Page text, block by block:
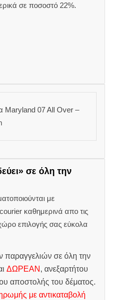
σε ποσοστό 22%.
Maryland 07 All Over –
σε όλη την
με
καθημερινά απο τις
επιλογής σας εύκολα
παραγγελιών σε όλη την
ΔΩΡΕΑΝ , ανεξαρτήτου
αποστολής του δέματος.
με αντικαταβολή